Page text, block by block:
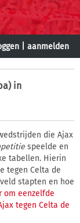
aanmelden
in
die Ajax
speelde en
tabellen. Hierin
tegen Celta de
stapten en hoe
om eenzelfde
tegen Celta de